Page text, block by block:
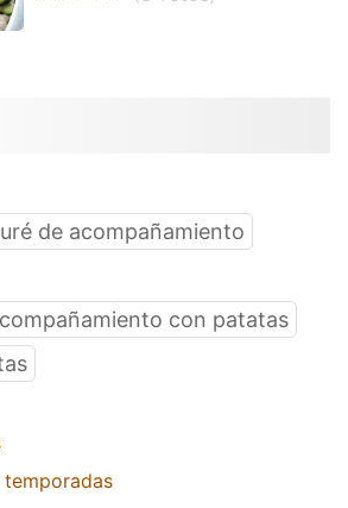
de acompañamiento
con patatas